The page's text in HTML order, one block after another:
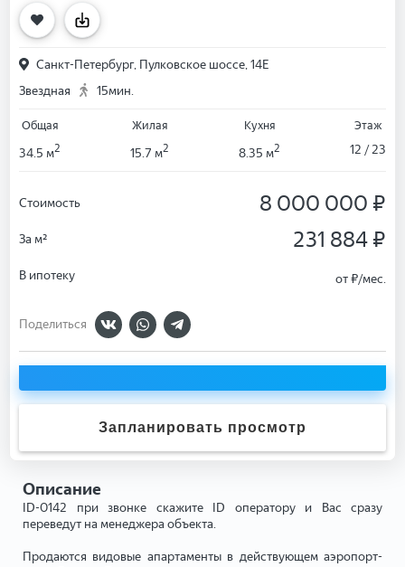
Санкт-Петербург, Пулковское шоссе, 14Е
Звездная
15мин.
Общая
34.5 м2
Жилая
15.7 м2
Кухня
8.35 м2
Этаж
12 / 23
Стоимость 8 000 000 ₽
За м² 231 884 ₽
В ипотеку от₽/мес.
Поделиться
Запланировать просмотр
Описание
ID-0142 при звонке скажите ID оператору и Вас сразу
переведут на менеджера объекта.
Продаются видовые апартаменты в действующем аэропорт-